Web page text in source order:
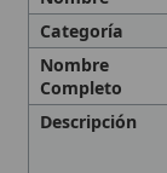
Descripción